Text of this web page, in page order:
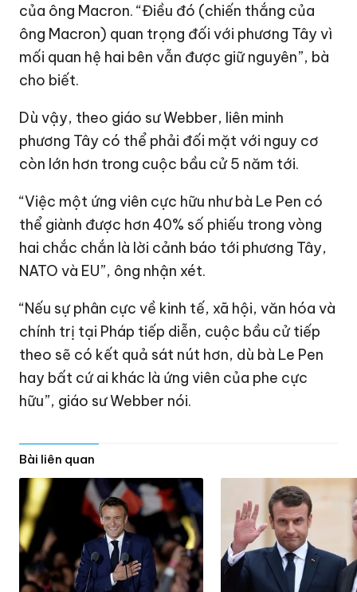
của ông Macron. “Điều đó (chiến thắng của
ông Macron) quan trọng đối với phương Tây vì
mối quan hệ hai bên vẫn được giữ nguyên”, bà
cho biết.
Dù vậy, theo giáo sư Webber, liên minh
phương Tây có thể phải đối mặt với nguy cơ
còn lớn hơn trong cuộc bầu cử 5 năm tới.
“Việc một ứng viên cực hữu như bà Le Pen có
thể giành được hơn 40% số phiếu trong vòng
hai chắc chắn là lời cảnh báo tới phương Tây,
NATO và EU”, ông nhận xét.
“Nếu sự phân cực về kinh tế, xã hội, văn hóa và
chính trị tại Pháp tiếp diễn, cuộc bầu cử tiếp
theo sẽ có kết quả sát nút hơn, dù bà Le Pen
hay bất cứ ai khác là ứng viên của phe cực
hữu”, giáo sư Webber nói.
Bài liên quan